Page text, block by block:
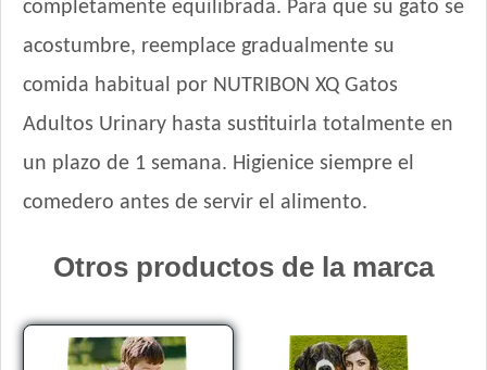
Sieger Gato Urinary
Suelto Gato
Upper Crock Gato Adulto
Upper Crock Gato Castrado
Upper Crock Gato Urinary
Vitalcan Balanced Gato Adulto Control de Peso / Castrado
Seleccionada
Vitalcan Balanced Natural Recipe Gato Sabor Cordero
completamente equilibrada. Para que su gato se
acostumbre, reemplace gradualmente su
comida habitual por NUTRIBON XQ Gatos
Adultos Urinary hasta sustituirla totalmente en
un plazo de 1 semana. Higienice siempre el
comedero antes de servir el alimento.
Otros productos de la marca